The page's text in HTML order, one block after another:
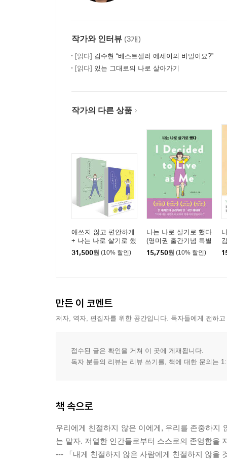
작가와 인터뷰 (3개)
[읽다] 김수현 “베스트셀러 에세이의 비밀이요?”
[읽다] 있는 그대로의 나로 살아가기
작가의 다른 상품
애쓰지 않고 편안하게
+ 나는 나로 살기로 했
다
31,500원 (10% 할인)
나는 나로 살기로 했다
(영미권 출간기념 특별
판)
15,750원 (10% 할인)
만든 이 코멘트
저자, 역자, 편집자를 위한 공간입니다. 독자들에게 전하
접수된 글은 확인을 거쳐 이 곳에 게재됩니다.
독자 분들의 리뷰는 리뷰 쓰기를, 책에 대한 문의는
책 속으로
우리에게 친절하지 않은 이에게, 우리를 존중하지
는 말자. 저열한 인간들로부터 스스로의 존엄함을
--- 「내게 친절하지 않은 사람에게 친절하지 않을